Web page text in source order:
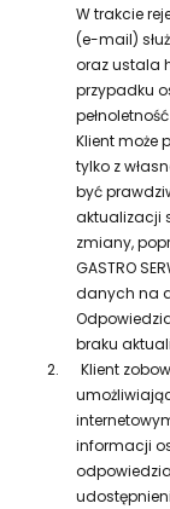
W trakcie
(e-mail)
oraz ustala
przypadku
Klient może
tylko z
być
aktualizacji
zmiany,
GASTRO
danych na
braku
2.
Klient
informacji